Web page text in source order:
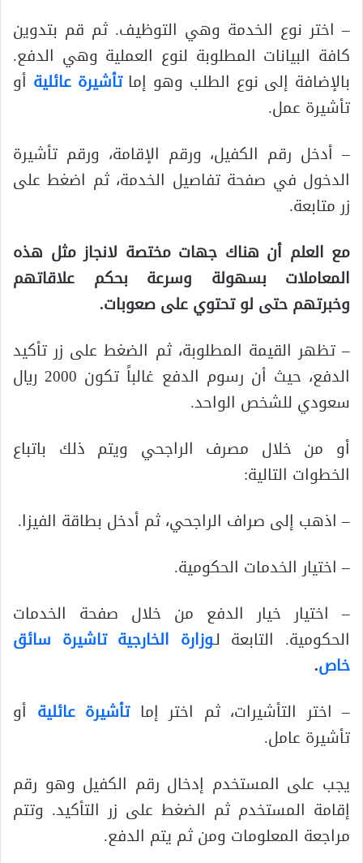
– اختر نوع الخدمة وهي التوظيف. ثم قم بتدوين
كافة البيانات المطلوبة لنوع العملية وهي الدفع.
بالإضافة إلى نوع الطلب وهو إماتأشيرة عائلية أو
تأشيرة عمل.
– أدخل رقم الكفيل، ورقم الإقامة، ورقم تأشيرة
الدخول في صفحة تفاصيل الخدمة، ثم اضغط على
زر متابعة.
مع العلم أن هناك جهات مختصة لانجاز مثل هذه
المعاملات بسهولة وسرعة بحكم علاقاتهم
وخبرتهم حتى لو تحتوي على صعوبات.
– تظهر القيمة المطلوبة، ثم الضغط على زر تأكيد
الدفع، حيث أن رسوم الدفع غالباً تكون 2000 ريال
سعودي للشخص الواحد.
أو من خلال مصرف الراجحي ويتم ذلك باتباع
الخطوات التالية:
– اذهب إلى صراف الراجحي، ثم أدخل بطاقة الفيزا.
– اختيار الخدمات الحكومية.
– اختيار خيار الدفع من خلال صفحة الخدمات
الحكومية. التابعة لـوزارة الخارجية تاشيرة سائق
خاص.
– اختر التأشيرات، ثم اختر إماتأشيرة عائلية أو
تأشيرة عامل.
يجب على المستخدم إدخال رقم الكفيل وهو رقم
إقامة المستخدم ثم الضغط على زر التأكيد. وتتم
مراجعة المعلومات ومن ثم يتم الدفع.